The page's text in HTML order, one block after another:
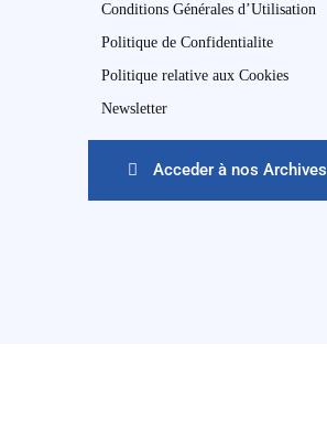
Conditions Générales d’Utilisation
Politique de Confidentialite
Politique relative aux Cookies
Newsletter
Acceder à nos Archives